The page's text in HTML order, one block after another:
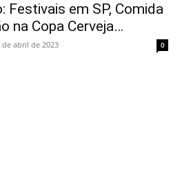
Festivais em SP, Comida
na Copa Cerveja…
de abril de 2023 0